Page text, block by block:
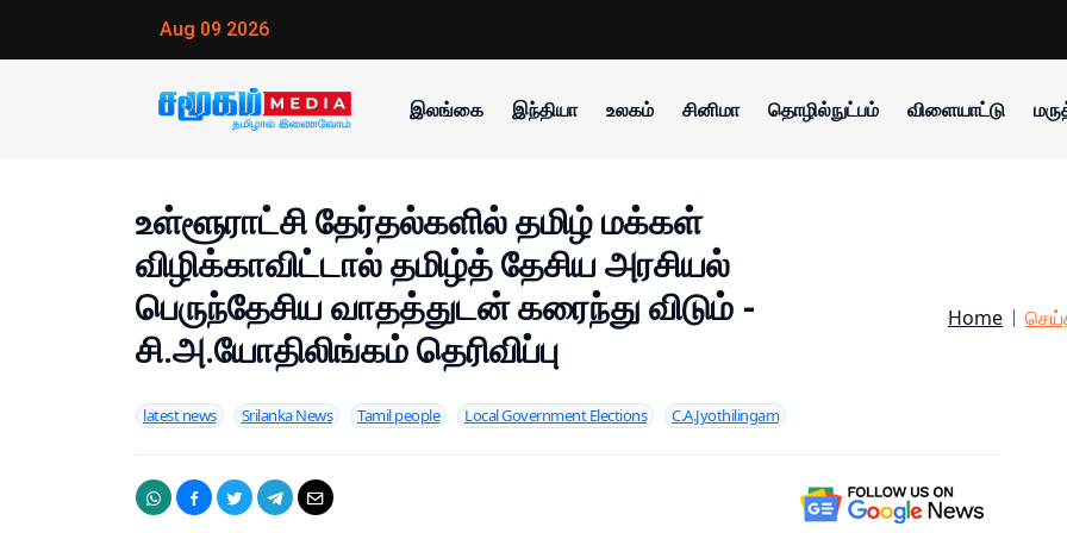
Aug 09 2026
இலங்கை இந்தியா உலகம் சினிமா தொழில்நுட்பம் விளையாட்டு
உள்ளூராட்சி தேர்தல்களில் தமிழ் மக்கள்
விழிக்காவிட்டால் தமிழ்த் தேசிய அரசியல்
பெருந்தேசிய வாதத்துடன் கரைந்து விடும் -
சி.அ.யோதிலிங்கம் தெரிவிப்பு
latest news Srilanka News Tamil people Local Government Elections C.A.Jyothilingam
Home